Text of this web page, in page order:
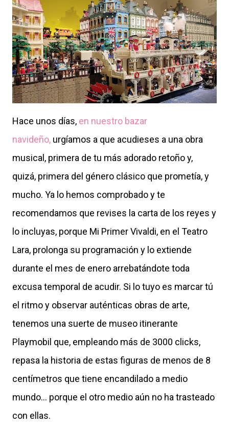
Hace unos días, en nuestro bazar
navideño, urgíamos a que acudieses a una obra
musical, primera de tu más adorado retoño y,
quizá, primera del género clásico que prometía, y
mucho. Ya lo hemos comprobado y te
recomendamos que revises la carta de los reyes y
lo incluyas, porque Mi Primer Vivaldi, en el Teatro
Lara, prolonga su programación y lo extiende
durante el mes de enero arrebatándote toda
excusa temporal de acudir. Si lo tuyo es marcar tú
el ritmo y observar auténticas obras de arte,
tenemos una suerte de museo itinerante
Playmobil que, empleando más de 3000 clicks,
repasa la historia de estas figuras de menos de 8
centímetros que tiene encandilado a medio
mundo... porque el otro medio aún no ha trasteado
con ellas.